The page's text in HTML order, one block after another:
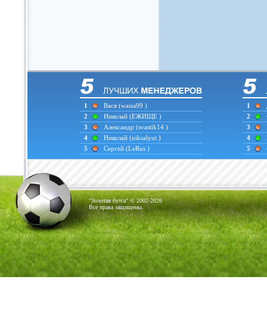
1 Вася (wasia99 )
2
Николай (ЕЖИЩЕ )
3
Александр (svastik14 )
4
Николай (niksalyut )
5
Сергей (LeRus )
1
2
3
4
5
"Золотая бутса" © 2002-2026
Все права защищены.